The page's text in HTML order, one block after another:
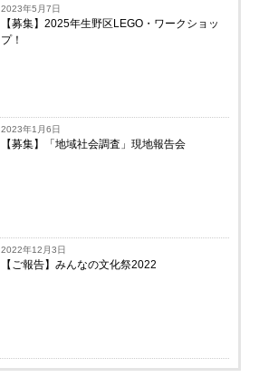
2023年5月7日
【募集】2025年生野区LEGO・ワークショッ
プ！
2023年1月6日
【募集】「地域社会調査」現地報告会
2022年12月3日
【ご報告】みんなの文化祭2022